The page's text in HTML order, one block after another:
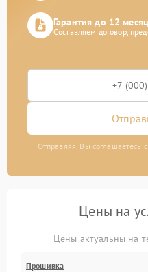
Гарантия до 12
Составляем договор,
Отправляя, Вы соглашаетесь
Цены на
Цены актуальны на
Прошивка